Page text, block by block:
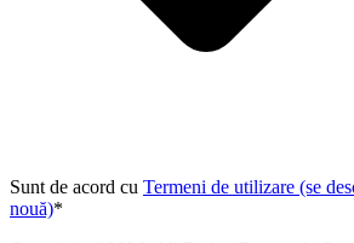
Sunt de acord cu Termeni de utilizare (se
nouă)*